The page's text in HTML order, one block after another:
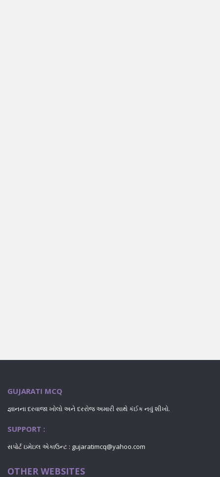
GUJARATI MCQ
જ્ઞાનના દરવાજા ખોલો અને દરરોજ અમારી સાથે કંઈક નવું શીખો.
SUPPORT :
સપોર્ટ ઇમેઇલ એકાઉન્ટ : gujaratimcq@yahoo.com
OTHER WEBSITES